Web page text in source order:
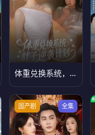
体重兑换系统，胖子逆袭计划
国产剧 全集